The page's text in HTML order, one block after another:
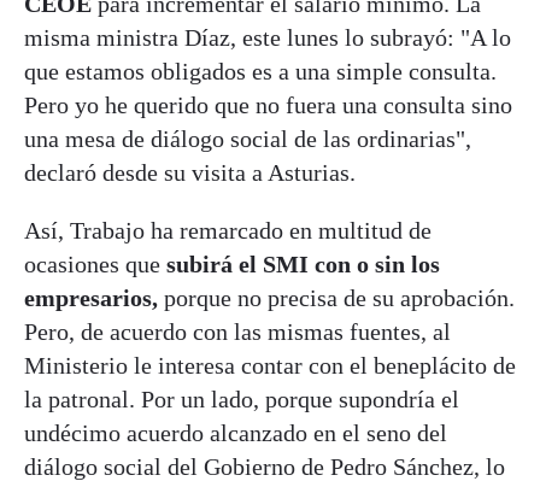
misma ministra Díaz, este lunes lo subrayó: "A lo
que estamos obligados es a una simple consulta.
Pero yo he querido que no fuera una consulta sino
una mesa de diálogo social de las ordinarias",
declaró desde su visita a Asturias.
Así, Trabajo ha remarcado en multitud de
ocasiones que subirá el SMI con o sin los
empresarios, porque no precisa de su aprobación.
Pero, de acuerdo con las mismas fuentes, al
Ministerio le interesa contar con el beneplácito de
la patronal. Por un lado, porque supondría el
undécimo acuerdo alcanzado en el seno del
diálogo social del Gobierno de Pedro Sánchez, lo